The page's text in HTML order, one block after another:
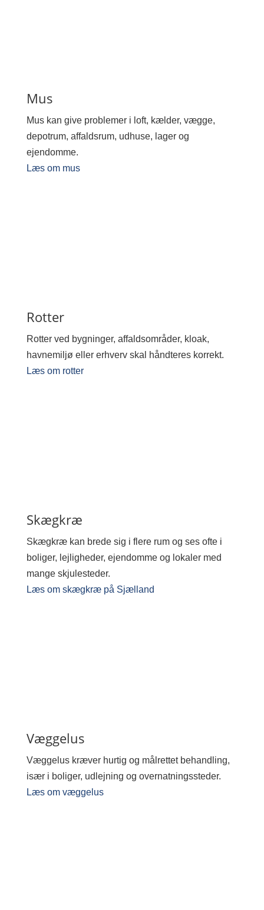
Mus
Mus kan give problemer i loft, kælder, vægge,
depotrum, affaldsrum, udhuse, lager og
ejendomme.
Læs om mus
Rotter
Rotter ved bygninger, affaldsområder, kloak,
havnemiljø eller erhverv skal håndteres korrekt.
Læs om rotter
Skægkræ
Skægkræ kan brede sig i flere rum og ses ofte i
boliger, lejligheder, ejendomme og lokaler med
mange skjulesteder.
Læs om skægkræ på Sjælland
Væggelus
Væggelus kræver hurtig og målrettet behandling,
især i boliger, udlejning og overnatningssteder.
Læs om væggelus